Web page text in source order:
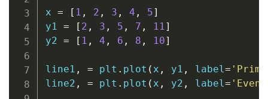
x = [ 1 , 2 , 3 , 4 , 5]
y1 = [ 2 , 3 , 5 , 7 , 11 ]
y2 = [ 1 , 4 , 6 , 8 , 10]
line1 , = plt . plot ( x , y1 , label =
line2 , = plt . plot ( x , y2 , label = 'Even